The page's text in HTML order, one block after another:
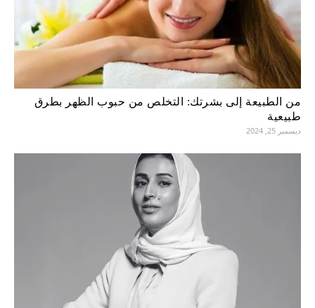
من الطبيعة إلى بشرتك: التخلص من حبوب الظهر بطرق
طبيعية
ديسمبر 25, 2024